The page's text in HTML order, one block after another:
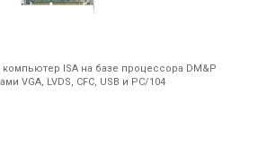
ISA на базе процессора DM&P
VGA, LVDS, CFC, USB и PC/104